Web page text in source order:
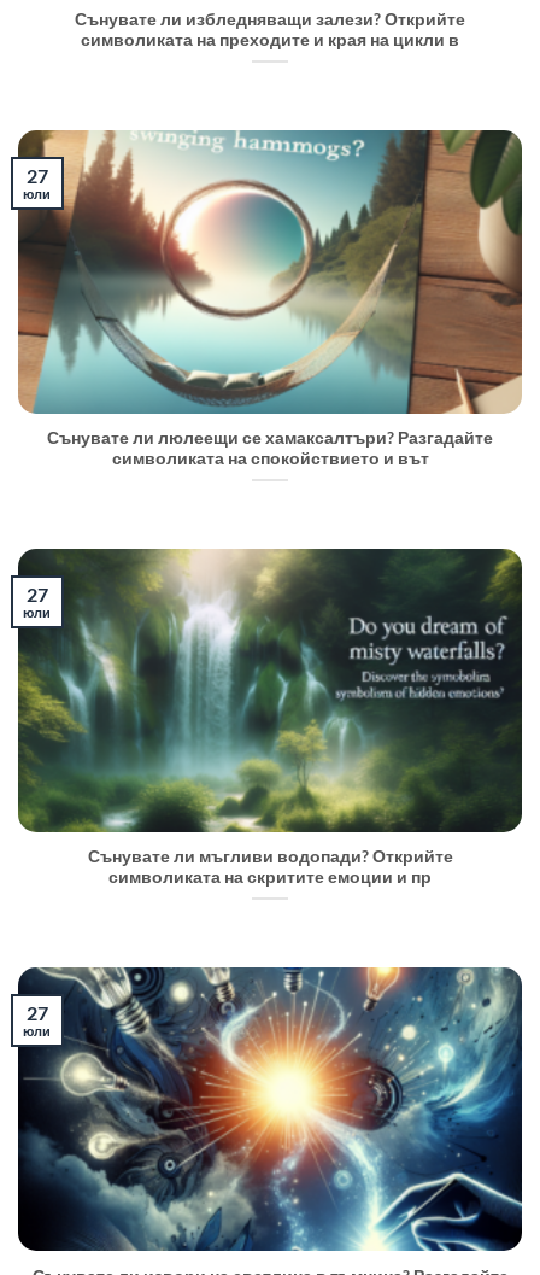
Сънувате ли избледняващи залези? Открийте
символиката на преходите и края на цикли в
Сънувате ли люлеещи се хамаксалтъри? Разгадайте
символиката на спокойствието и вът
27
юли
Сънувате ли мъгливи водопади? Открийте
символиката на скритите емоции и пр
27
юли
27
юли